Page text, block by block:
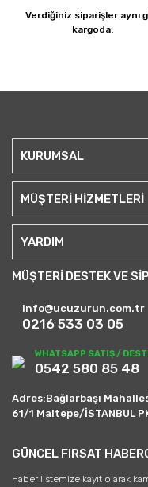
Verdiğiniz siparişler aynı
kargoda.
KURUMSAL
MÜŞTERİ HİZMETLERİ
YARDIM
MÜŞTERİ DESTEK VE
info@ucuzurun.com.tr
0216 533 03 05
WHATSAPP SATIŞ /
0542 580 85 48
Adres:Bağlarbaşı
61/1 Maltepe/İSTANBUL
GÜNCEL FIRSAT
Haber listemize kayıt olarak